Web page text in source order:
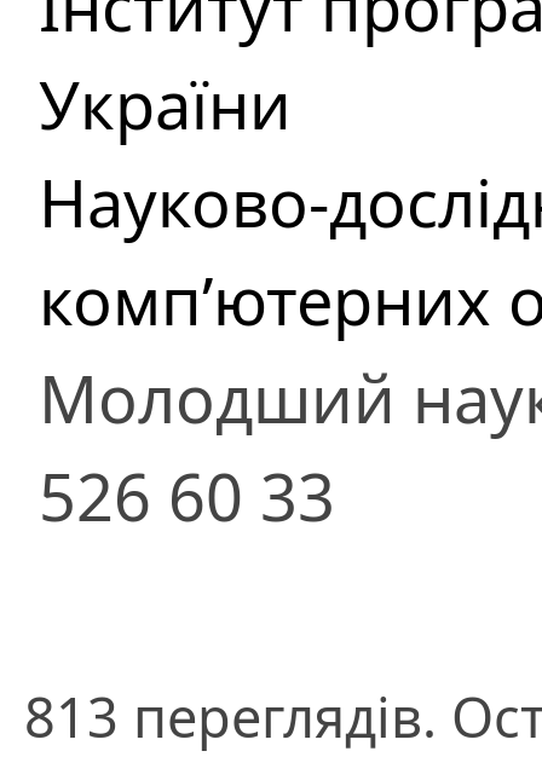
України
Науково-
комп’ютерних
Молодший
526 60 33
813 переглядів.